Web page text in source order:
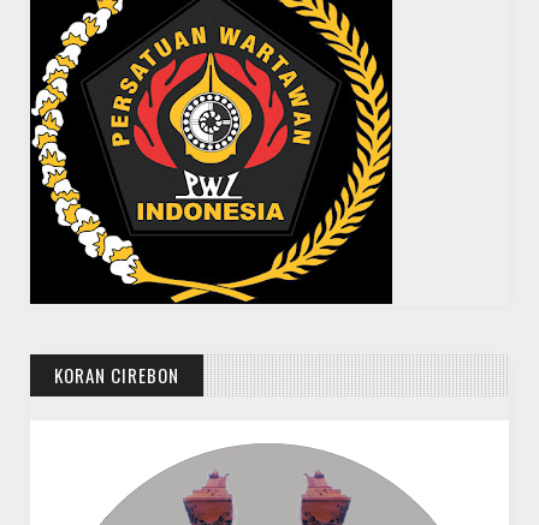
KORAN CIREBON